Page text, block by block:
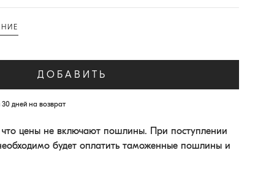
ДОБАВИТЬ
дней на возврат
цены не включают пошлины. При поступлении
будет оплатить таможенные пошлины и